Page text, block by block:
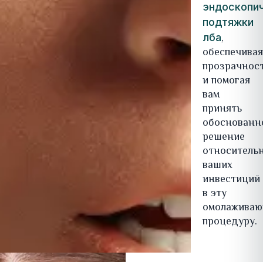
подтяжки
лба,
обеспечивая
и помогая
вам
принять
решение
ваших
инвестиций
в эту
процедуру.